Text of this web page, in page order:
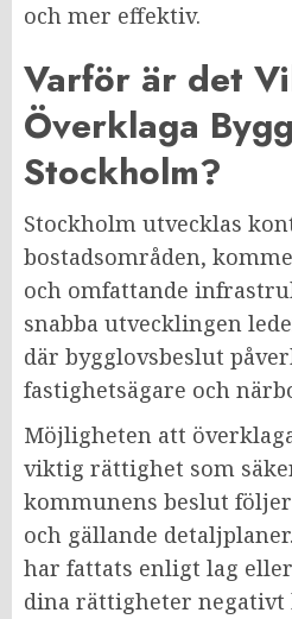
och mer effektiv.
Varför är det
Överklaga
Stockholm?
Stockholm utvecklas
bostadsområden,
och omfattande
snabba utvecklingen
där bygglovsbeslut
fastighetsägare och
Möjligheten att
viktig rättighet som
kommunens beslut
och gällande
har fattats enligt lag
dina rättigheter negativt